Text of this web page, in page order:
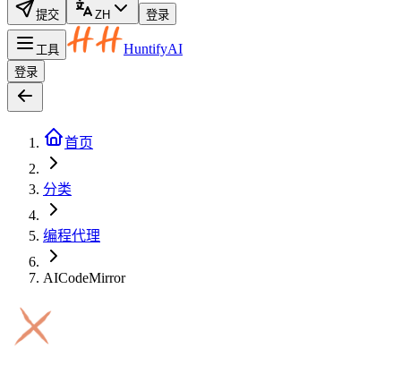
提交 ZH 登录
工具 HuntifyAI
登录
首页
分类
编程代理
AICodeMirror